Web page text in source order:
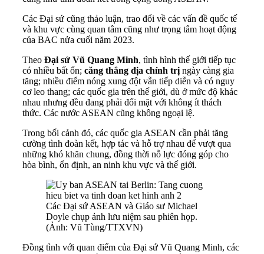
Các Đại sứ cũng thảo luận, trao đổi về các vấn đề quốc tế
và khu vực cùng quan tâm cũng như trọng tâm hoạt động
của BAC nửa cuối năm 2023.
Theo Đại sứ Vũ Quang Minh, tình hình thế giới tiếp tục
có nhiều bất ổn; căng thẳng địa chính trị ngày càng gia
tăng; nhiều điểm nóng xung đột vẫn tiếp diễn và có nguy
cơ leo thang; các quốc gia trên thế giới, dù ở mức độ khác
nhau nhưng đều đang phải đối mặt với không ít thách
thức. Các nước ASEAN cũng không ngoại lệ.
Trong bối cảnh đó, các quốc gia ASEAN cần phải tăng
cường tình đoàn kết, hợp tác và hỗ trợ nhau để vượt qua
những khó khăn chung, đồng thời nỗ lực đóng góp cho
hòa bình, ổn định, an ninh khu vực và thế giới.
Các Đại sứ ASEAN và Giáo sư Michael
Doyle chụp ảnh lưu niệm sau phiên họp.
(Ảnh: Vũ Tùng/TTXVN)
Đồng tình với quan điểm của Đại sứ Vũ Quang Minh, các